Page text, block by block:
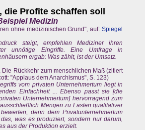
die Profite schaffen soll
Medizin
ohne medizinischen Grund", auf:Spiegel
steigt, empfehlen Mediziner ihren
unnötige Eingriffe. Eine Umfrage in
ergab: Was zählt, ist der Umsatz.
Die Rückkehr zum menschlichen Maß (zitiert
"Applaus dem Anarchismus", S. 123)
vom privaten Unternehmertum liegt in
Einfachheit ... Ebenso passt sie [die
Unternehmertum] hervorragend zum
Mengen zu Lasten qualitativer
denn dem Privatunternehmertum
was es produziert, sondern nur darum,
aus der Produktion erzielt.